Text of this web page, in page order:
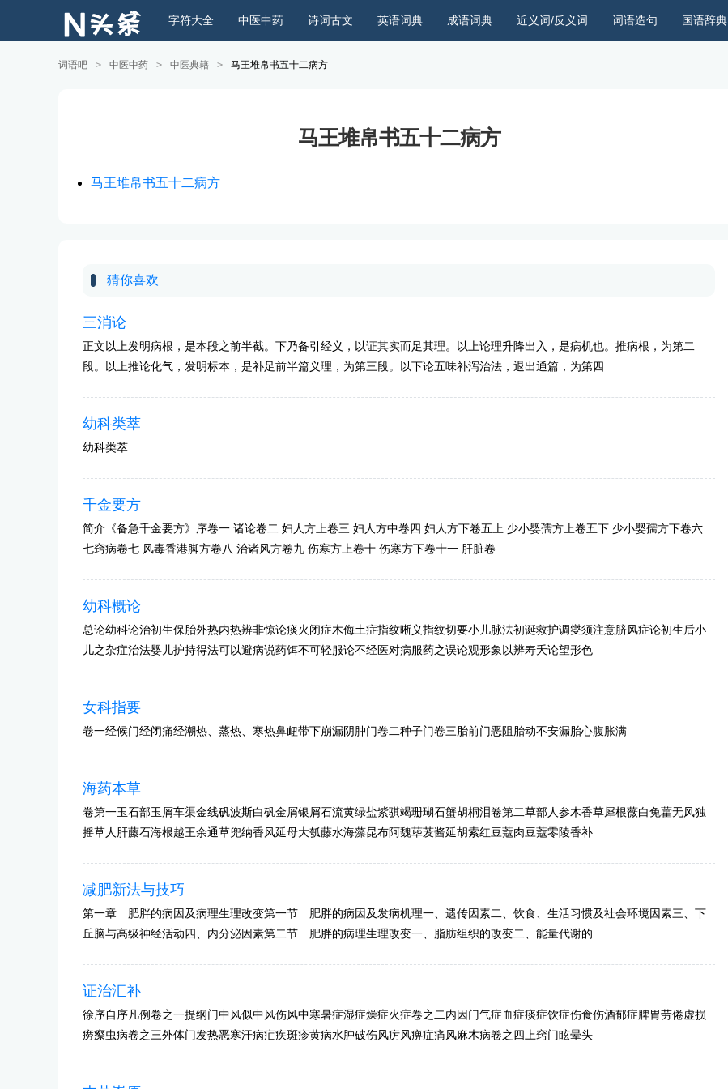
国语辞典
词语造句
近义词/反义词
成语词典
英语词典
诗词古文
中医中药
字符大全
词语吧 > 中医中药 > 中医典籍 > 马王堆帛书五十二病方
马王堆帛书五十二病方
马王堆帛书五十二病方
猜你喜欢
三消论
正文以上发明病根，是本段之前半截。下乃备引经义，以证其实而足其理。以上论理升降出入，是病机也。推病根，为第二
段。以上推论化气，发明标本，是补足前半篇义理，为第三段。以下论五味补泻治法，退出通篇，为第四
幼科类萃
幼科类萃
千金要方
简介《备急千金要方》序卷一 诸论卷二 妇人方上卷三 妇人方中卷四 妇人方下卷五上 少小婴孺方上卷五下 少小婴孺方下卷六
七窍病卷七 风毒香港脚方卷八 治诸风方卷九 伤寒方上卷十 伤寒方下卷十一 肝脏卷
幼科概论
总论幼科论治初生保胎外热内热辨非惊论痰火闭症木侮土症指纹晰义指纹切要小儿脉法初诞救护调燮须注意脐风症论初生后小
儿之杂症治法婴儿护持得法可以避病说药饵不可轻服论不经医对病服药之误论观形象以辨寿夭论望形色
女科指要
卷一经候门经闭痛经潮热、蒸热、寒热鼻衄带下崩漏阴肿门卷二种子门卷三胎前门恶阻胎动不安漏胎心腹胀满
海药本草
卷第一玉石部玉屑车渠金线矾波斯白矾金屑银屑石流黄绿盐紫骐竭珊瑚石蟹胡桐泪卷第二草部人参木香草犀根薇白兔藿无风独
摇草人肝藤石海根越王余通草兜纳香风延母大瓠藤水海藻昆布阿魏荜茇酱延胡索红豆蔻肉豆蔻零陵香补
减肥新法与技巧
第一章 肥胖的病因及病理生理改变第一节 肥胖的病因及发病机理一、遗传因素二、饮食、生活习惯及社会环境因素三、下
丘脑与高级神经活动四、内分泌因素第二节 肥胖的病理生理改变一、脂肪组织的改变二、能量代谢的
证治汇补
徐序自序凡例卷之一提纲门中风似中风伤风中寒暑症湿症燥症火症卷之二内因门气症血症痰症饮症伤食伤酒郁症脾胃劳倦虚损
痨瘵虫病卷之三外体门发热恶寒汗病疟疾斑疹黄病水肿破伤风疠风痹症痛风麻木病卷之四上窍门眩晕头